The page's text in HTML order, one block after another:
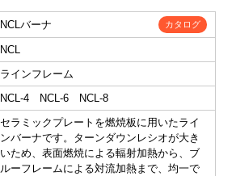
NCLバーナ カタログ
NCL
ラインフレーム
NCL-4 NCL-6 NCL-8
セラミックプレートを燃焼板に用いたライ
ンバーナです。ターンダウンレシオが大き
いため、表面燃焼による輻射加熱から、ブ
ルーフレームによる対流加熱まで、均一で